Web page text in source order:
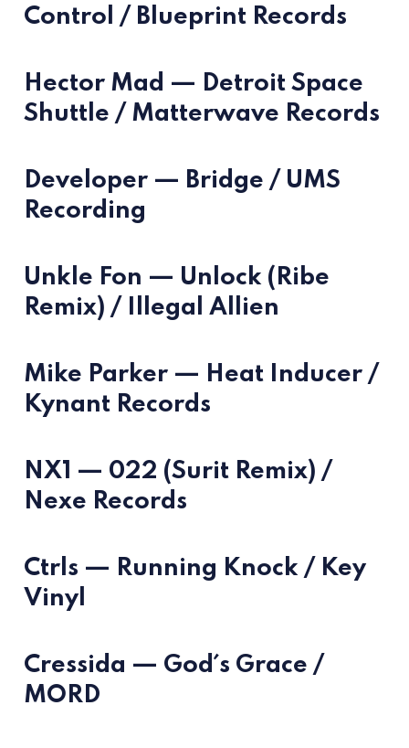
Control / Blueprint Records
Hector Mad — Detroit Space
Shuttle / Matterwave Records
Developer — Bridge / UMS
Recording
Unkle Fon — Unlock (Ribe
Remix) / Illegal Allien
Mike Parker — Heat Inducer /
Kynant Records
NX1 — 022 (Surit Remix) /
Nexe Records
Ctrls — Running Knock / Key
Vinyl
Cressida — God´s Grace /
MORD